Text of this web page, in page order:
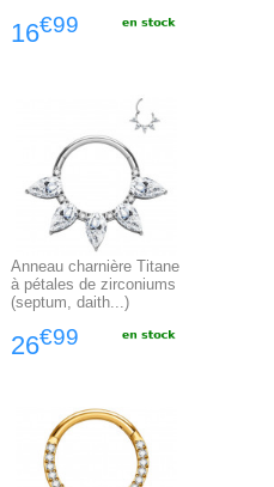
16€99
Anneau charnière Titane
à pétales de zirconiums
(septum, daith...)
26€99